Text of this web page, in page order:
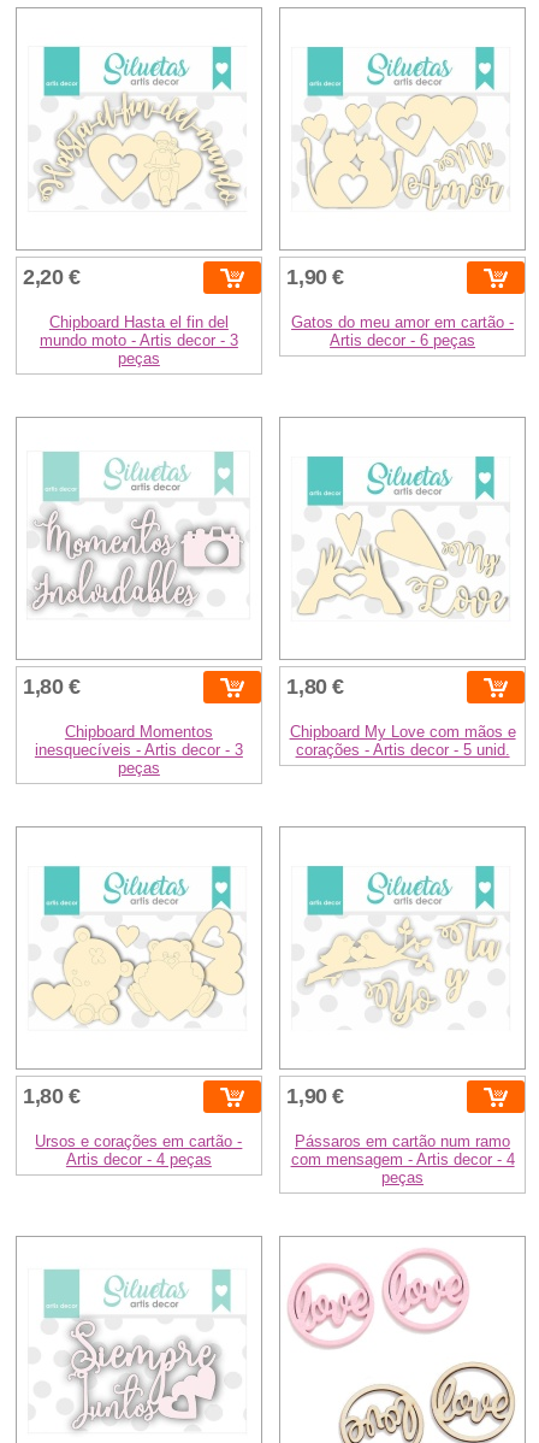
2,20 €
Chipboard Hasta el fin del
mundo moto - Artis decor - 3
peças
1,90 €
Gatos do meu amor em cartão -
Artis decor - 6 peças
1,80 €
Chipboard Momentos
inesquecíveis - Artis decor - 3
peças
1,80 €
Chipboard My Love com mãos e
corações - Artis decor - 5 unid.
1,80 €
Ursos e corações em cartão -
Artis decor - 4 peças
1,90 €
Pássaros em cartão num ramo
com mensagem - Artis decor - 4
peças